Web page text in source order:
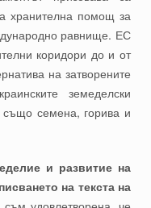
хранителна помощ за
равнище. ЕС
коридори до и от
на затворените
земеделски
също семена, горива и
и развитие на
на текста на